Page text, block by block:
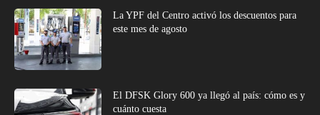
La YPF del Centro activó los descuentos para
este mes de agosto
El DFSK Glory 600 ya llegó al país: cómo es y
cuánto cuesta